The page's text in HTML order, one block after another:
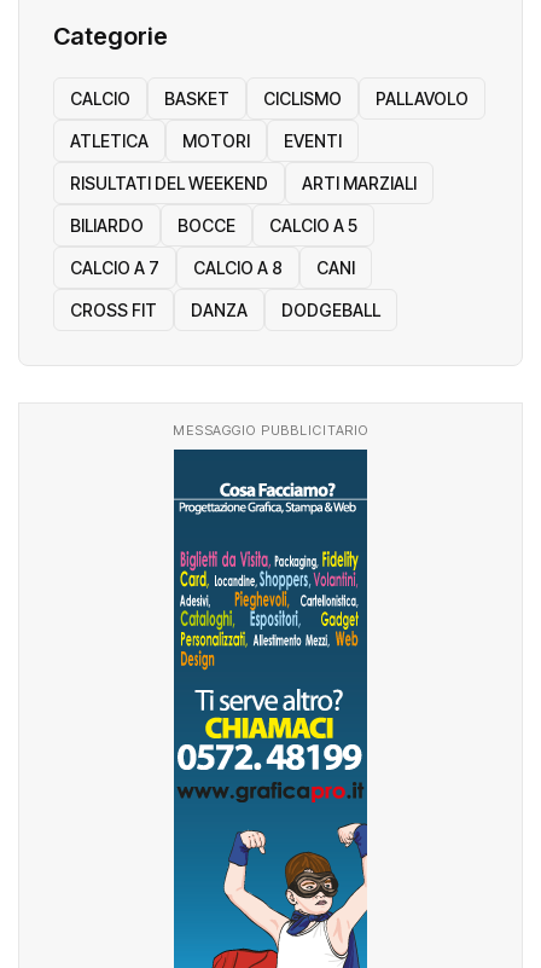
Categorie
CALCIO BASKET CICLISMO PALLAVOLO
ATLETICA MOTORI EVENTI
RISULTATI DEL WEEKEND ARTI MARZIALI
BILIARDO BOCCE CALCIO A 5
CALCIO A 7 CALCIO A 8 CANI
CROSS FIT DANZA DODGEBALL
MESSAGGIO PUBBLICITARIO